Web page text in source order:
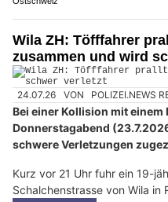
Wila ZH: Töfffahrer
zusammen und wird
24.07.26 VON POLIZEI.NEWS
Bei einer Kollision mit einem
Donnerstagabend
schwere Verletzungen
Kurz vor 21 Uhr fuhr ein 19-
Schalchenstrasse von Wila in